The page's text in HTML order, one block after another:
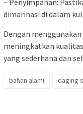
dimarinasi di dalam
Dengan
meningkatkan kualitas
yang sederhana dan
bahan alami daging